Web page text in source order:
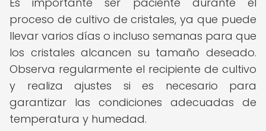
proceso de cultivo de cristales, ya que puede
llevar varios días o incluso semanas para que
los cristales alcancen su tamaño deseado.
Observa regularmente el recipiente de cultivo
y realiza ajustes si es necesario para
garantizar las condiciones adecuadas de
temperatura y humedad.